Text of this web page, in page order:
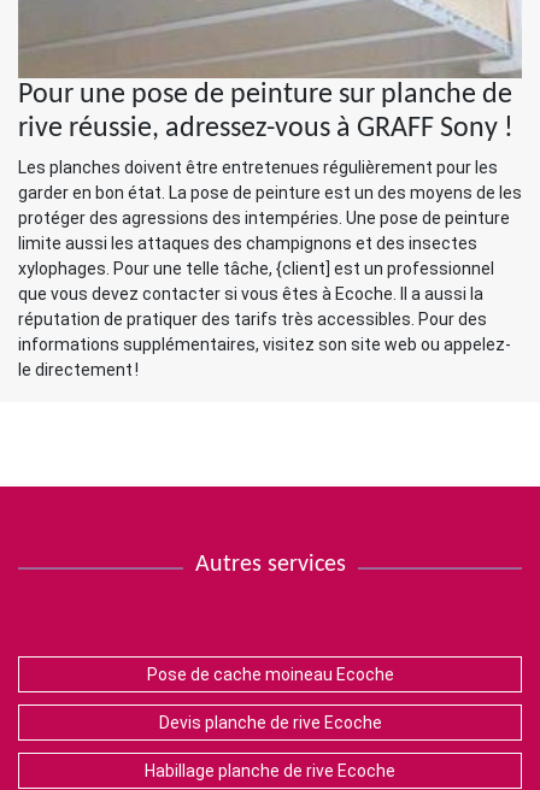
Pour une pose de peinture sur planche de
rive réussie, adressez-vous à GRAFF Sony !
Les planches doivent être entretenues régulièrement pour les
garder en bon état. La pose de peinture est un des moyens de les
protéger des agressions des intempéries. Une pose de peinture
limite aussi les attaques des champignons et des insectes
xylophages. Pour une telle tâche, {client] est un professionnel
que vous devez contacter si vous êtes à Ecoche. Il a aussi la
réputation de pratiquer des tarifs très accessibles. Pour des
informations supplémentaires, visitez son site web ou appelez-
le directement !
Autres services
Pose de cache moineau Ecoche
Devis planche de rive Ecoche
Habillage planche de rive Ecoche